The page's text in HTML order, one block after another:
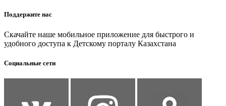
Поддержите нас
Скачайте наше мобильное приложение для быстрого и
удобного доступа к Детскому порталу Казахстана
Социальные сети